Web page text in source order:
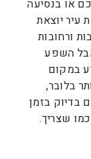
או בנסיעה
עיר יוצאת
ורחובות
אבל השפע
במקום
בלובר,
בדיוק בזמן
שצריך.